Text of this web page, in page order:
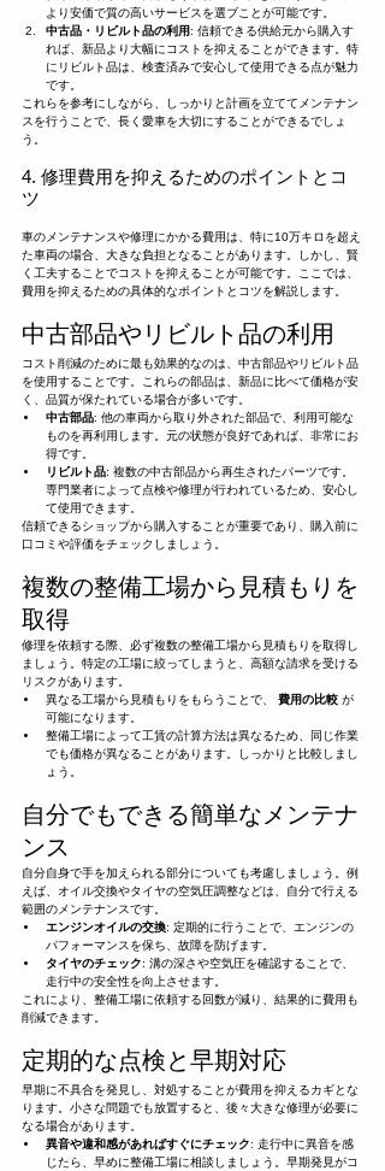
より安価で質の高いサービスを選ブことが可能です。
中古品・リビルト品の利用: 信頼できる供給元から購入す
れば、新品より大幅にコストを抑えることができます。特
にリビルト品は、検査済みで安心して使用できる点が魅力
です。
これらを参考にしながら、しっかりと計画を立ててメンテナン
スを行うことで、長く愛車を大切にすることができるでしょ
う。
4. 修理費用を抑えるためのポイントとコ
ツ
車のメンテナンスや修理にかかる費用は、特に10万キロを超え
た車両の場合、大きな負担となることがあります。しかし、賢
く工夫することでコストを抑えることが可能です。ここでは、
費用を抑えるための具体的なポイントとコツを解説します。
中古部品やリビルト品の利用
コスト削減のために最も効果的なのは、中古部品やリビルト品
を使用することです。これらの部品は、新品に比べて価格が安
く、品質が保たれている場合が多いです。
中古部品: 他の車両から取り外された部品で、利用可能な
ものを再利用します。元の状態が良好であれば、非常にお
得です。
リビルト品: 複数の中古部品から再生されたパーツです。
専門業者によって点検や修理が行われているため、安心し
て使用できます。
信頼できるショップから購入することが重要であり、購入前に
口コミや評価をチェックしましょう。
複数の整備工場から見積もりを
取得
修理を依頼する際、必ず複数の整備工場から見積もりを取得し
ましょう。特定の工場に絞ってしまうと、高額な請求を受ける
リスクがあります。
異なる工場から見積もりをもらうことで、 費用の比較 が
可能になります。
整備工場によって工賃の計算方法は異なるため、同じ作業
でも価格が異なることがあります。しっかりと比較しまし
ょう。
自分でもできる簡単なメンテナ
ンス
自分自身で手を加えられる部分についても考慮しましょう。例
えば、オイル交換やタイヤの空気圧調整などは、自分で行える
範囲のメンテナンスです。
エンジンオイルの交換: 定期的に行うことで、エンジンの
パフォーマンスを保ち、故障を防げます。
タイヤのチェック: 溝の深さや空気圧を確認することで、
走行中の安全性を向上させます。
これにより、整備工場に依頼する回数が減り、結果的に費用も
削減できます。
定期的な点検と早期対応
早期に不具合を発見し、対処することが費用を抑えるカギとな
ります。小さな問題でも放置すると、後々大きな修理が必要に
なる場合があります。
異音や違和感があればすぐにチェック: 走行中に異音を感
じたら、早めに整備工場に相談しましょう。早期発見がコ